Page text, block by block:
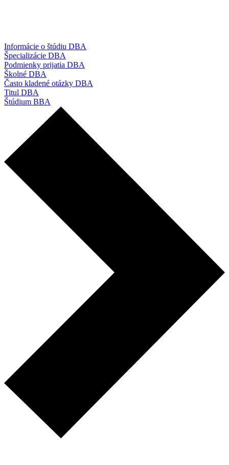
Informácie o štúdiu DBA
Špecializácie DBA
Podmienky prijatia DBA
Školné DBA
Často kladené otázky DBA
Titul DBA
Štúdium BBA